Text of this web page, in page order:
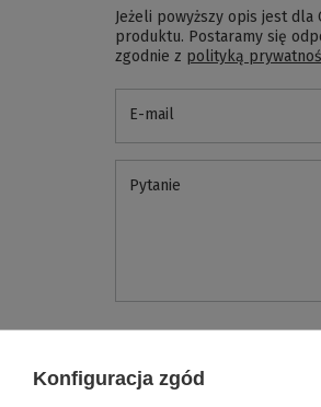
Jeżeli powyższy opis jest
produktu. Postaramy się
zgodnie z polityką
E-mail
Pytanie
Konfiguracja zgód